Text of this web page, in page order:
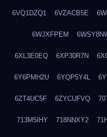
6VQ1DZQ1 6VZACB5E
6WJXFPEM
6XL3E0EQ 6XP30R7N
6Y6PMH2U 6YQP5Y4L
6ZT4UC5F 6ZYCUFVQ
713M5IHY 718NNXY2